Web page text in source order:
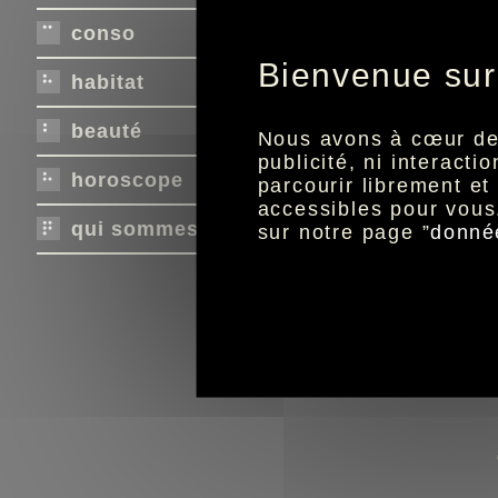
conso
habitat
beauté
horoscope
qui sommes-nous ?
Bienvenue
Nous avons à cœur
publicité, ni
parcourir librement et
accessibles pour
sur notre page ”